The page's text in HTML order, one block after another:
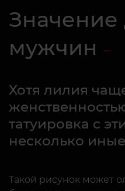
Значение
мужчин
Хотя лилия
татуировка с
несколько
Такой рисунок может